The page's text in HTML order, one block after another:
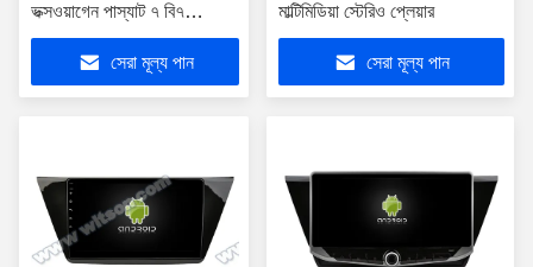
ভক্সওয়াগেন পাস্যাট ৭ বি৭
এনএমএস ভক্সওয়াগেন ম্যাগোটান
২০১২-২০১৬ সেরা মূল্য পান
মাল্টিমিডিয়া স্টেরিও প্লেয়ার
সেরা মূল্য পান